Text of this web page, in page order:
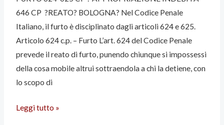
646 CP ?REATO? BOLOGNA? Nel Codice Penale
Italiano, il furto è disciplinato dagli articoli 624 e 625.
Articolo 624 c.p. – Furto L’art. 624 del Codice Penale
prevede il reato di furto, punendo chiunque si impossessi
della cosa mobile altrui sottraendola a chi la detiene, con
lo scopo di
646
CP
?
REATO?
BOLOGNA?
Leggi tutto »